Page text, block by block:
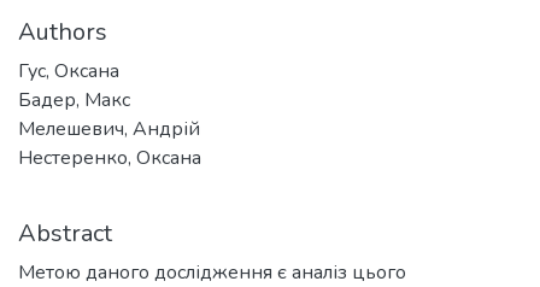
Authors
Гус, Оксана
Бадер, Макс
Мелешевич, Андрій
Нестеренко, Оксана
Abstract
Метою даного дослідження є аналіз цього